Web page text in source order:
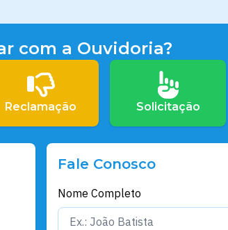
com a Ouvidoria?
Reclamação Solicitação
Fale Conosco
Nome Completo